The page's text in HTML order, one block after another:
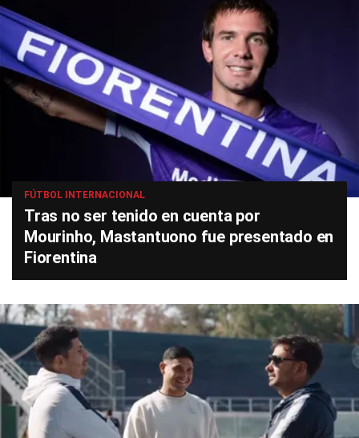
FÚTBOL INTERNACIONAL
Tras no ser tenido en cuenta por
Mourinho, Mastantuono fue presentado en
Fiorentina